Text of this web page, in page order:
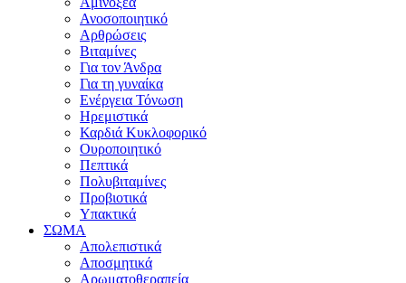
Ανοσοποιητικό
Αρθρώσεις
Βιταμίνες
Για τον Άνδρα
Για τη γυναίκα
Ενέργεια Τόνωση
Ηρεμιστικά
Καρδιά Κυκλοφορικό
Ουροποιητικό
Πεπτικά
Πολυβιταμίνες
Προβιοτικά
Υπακτικά
ΣΩΜΑ
Απολεπιστικά
Αποσμητικά
Αρωματοθεραπεία